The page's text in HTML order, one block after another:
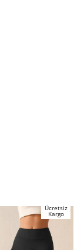
Ücretsiz
Kargo